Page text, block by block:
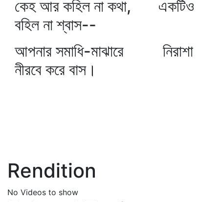
কেহ আর কহিল না কথা, একটিও
বহিল না শ্বাস--
আপনার সমাধি-মাঝারে নিরাশা
নীরবে করে বাস।
Rendition
No Videos to show